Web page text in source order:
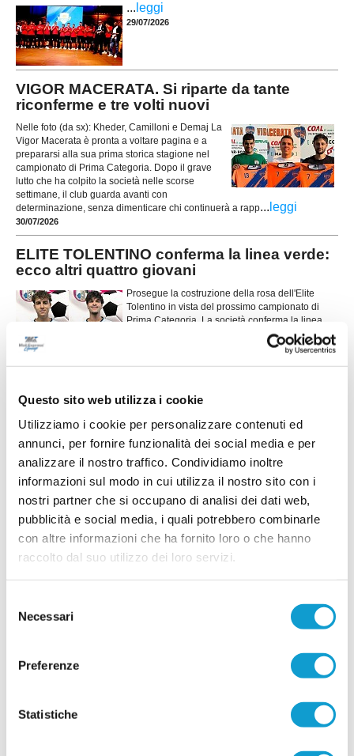
Questo sito web utilizza i cookie
Utilizziamo i cookie per personalizzare contenuti ed
annunci, per fornire funzionalità dei social media e per
analizzare il nostro traffico. Condividiamo inoltre
informazioni sul modo in cui utilizza il nostro sito con i
nostri partner che si occupano di analisi dei dati web,
pubblicità e social media, i quali potrebbero combinarle
con altre informazioni che ha fornito loro o che hanno
raccolto dal suo utilizzo dei loro servizi.
delNecessari
Preferenze
Statistiche
... leggi
29/07/2026
VIGOR MACERATA. Si riparte da tante
riconferme e tre volti nuovi
Nelle foto (da sx): Kheder, Camilloni e Demaj La
Vigor Macerata è pronta a voltare pagina e a
prepararsi alla sua prima storica stagione nel
campionato di Prima Categoria. Dopo il grave
lutto che ha colpito la società nelle scorse
settimane, il club guarda avanti con
determinazione, senza dimenticare chi continuerà a rapp... leggi
30/07/2026
ELITE TOLENTINO conferma la linea verde:
ecco altri quattro giovani
Prosegue la costruzione della rosa dell'Elite
Tolentino in vista del prossimo campionato di
Prima Categoria. La società conferma la linea
verde e presenta altri quattro giocatori che
leggi
UNION PICENA, mercato giovane e
ambizioso: le novità
POTENZA PICENA. La Union Picena continua a costruire con decisione la
rosa che affronterà la stagione 2026/2027, puntando su un mix di giovani
talenti, giocatori già pronti per la categoria e figure di esperienza nell'area
tecnica. Il club di Potenza Picena ha ufficializzato una serie di innesti che
29/07/2026
LORESE. Prende forma la nuova squadra di
mister Malatesta
RICCI: "Mercato importante, ora dobbiamo
...leggi